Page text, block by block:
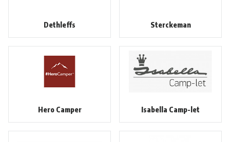
Dethleffs Sterckeman
Hero Camper Isabella Camp-let